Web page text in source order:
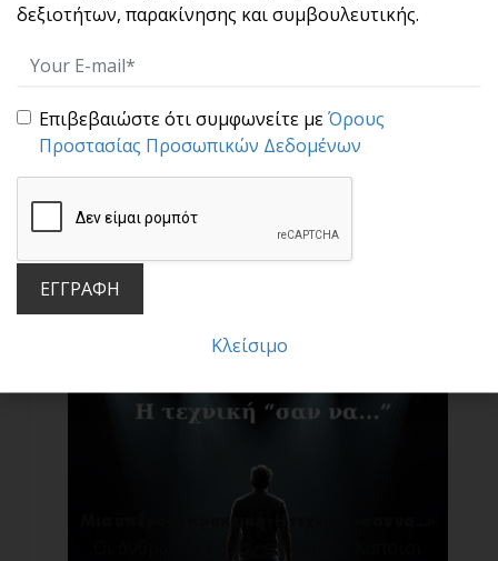
Μην πέφτεις στην παγίδα των συγκρίσεων!
Σ[...]
Οι άνθρωποι έχουν επιθυμίες. Κάποιοι
δεξιοτήτων, παρακίνησης και συμβουλευτικής.
Επιβεβαιώστε ότι συμφωνείτε μεΌρους
Προστασίας Προσωπικών Δεδομένων
ΕΓΓΡΑΦΗ
Κλείσιμο